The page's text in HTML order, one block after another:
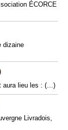
ÉCORCE
dizaine
aura lieu les : (…)
Livradois,